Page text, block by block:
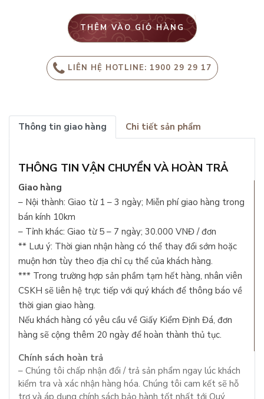
THÊM VÀO GIỎ HÀNG
LIÊN HỆ HOTLINE: 1900 29 29 17
Thông tin giao hàng Chi tiết sản phẩm
THÔNG TIN VẬN CHUYỂN VÀ HOÀN TRẢ
Giao hàng
– Nội thành: Giao từ 1 – 3 ngày; Miễn phí giao hàng trong
bán kính 10km
– Tỉnh khác: Giao từ 5 – 7 ngày; 30.000 VNĐ / đơn
** Lưu ý: Thời gian nhận hàng có thể thay đổi sớm hoặc
muộn hơn tùy theo địa chỉ cụ thể của khách hàng.
*** Trong trường hợp sản phầm tạm hết hàng, nhân viên
CSKH sẽ liên hệ trực tiếp với quý khách để thông báo về
thời gian giao hàng.
Nếu khách hàng có yêu cầu về Giấy Kiểm Định Đá, đơn
hàng sẽ cộng thêm 20 ngày để hoàn thành thủ tục.
Chính sách hoàn trả
– Chúng tôi chấp nhận đổi / trả sản phẩm ngay lúc khách
kiểm tra và xác nhận hàng hóa. Chúng tôi cam kết sẽ hỗ
trợ và áp dụng chính sách bảo hành tốt nhất tới Quý